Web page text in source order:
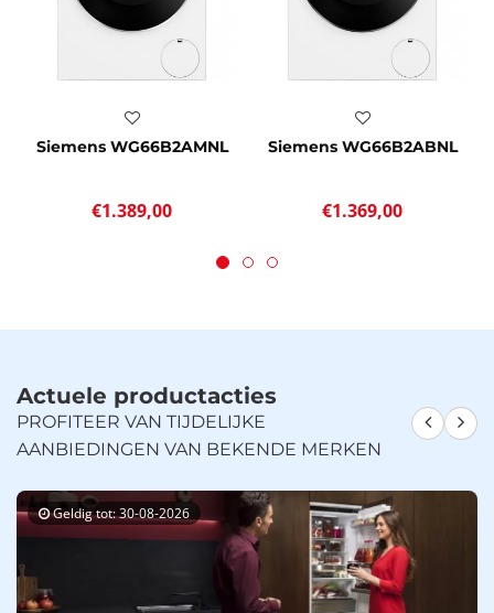
Siemens WG66B2AMNL
€1.389,00
Siemens WG66B2ABNL
€1.369,00
Actuele productacties
PROFITEER VAN TIJDELIJKE
AANBIEDINGEN VAN BEKENDE MERKEN
Geldig tot: 30-08-2026